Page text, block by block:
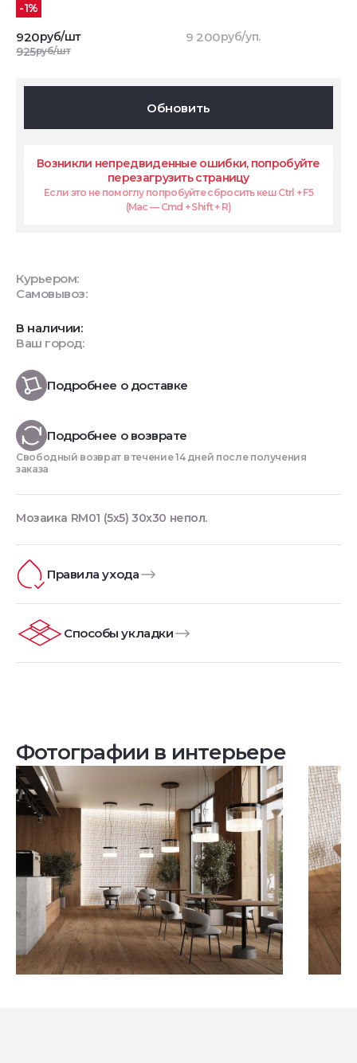
-1%
920руб/шт
925руб/шт
9 200руб/уп.
Обновить
Возникли непредвиденные ошибки, попробуйте
перезагрузить страницу
Если это не помоглу попробуйте сбросить кеш Ctrl + F5
(Mac — Cmd + Shift + R)
Курьером:
Самовывоз:
В наличии:
Ваш город:
Подробнее о доставке
Подробнее о возврате
Свободный возврат в течение 14 дней после получения
заказа
Мозаика RM01 (5х5) 30x30 непол.
Правила ухода
Способы укладки
Фотографии в интерьере
Посмотреть все проекты